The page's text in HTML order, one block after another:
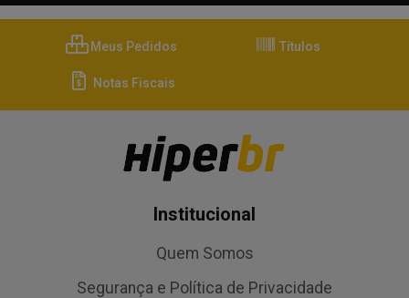
Meus Pedidos Títulos
Notas Fiscais
Institucional
Quem Somos
Segurança e Política de Privacidade